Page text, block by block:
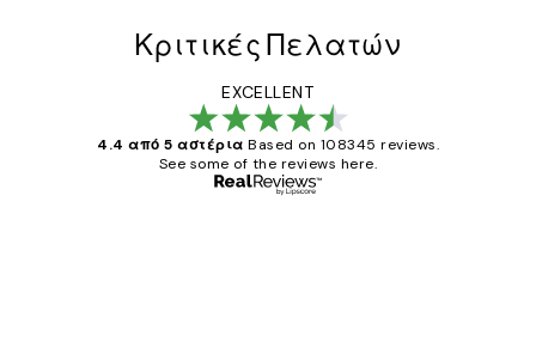
Κριτικές Πελατών
EXCELLENT
4.4 από 5 αστέρια Based on 108345 reviews.
See some of the reviews here.